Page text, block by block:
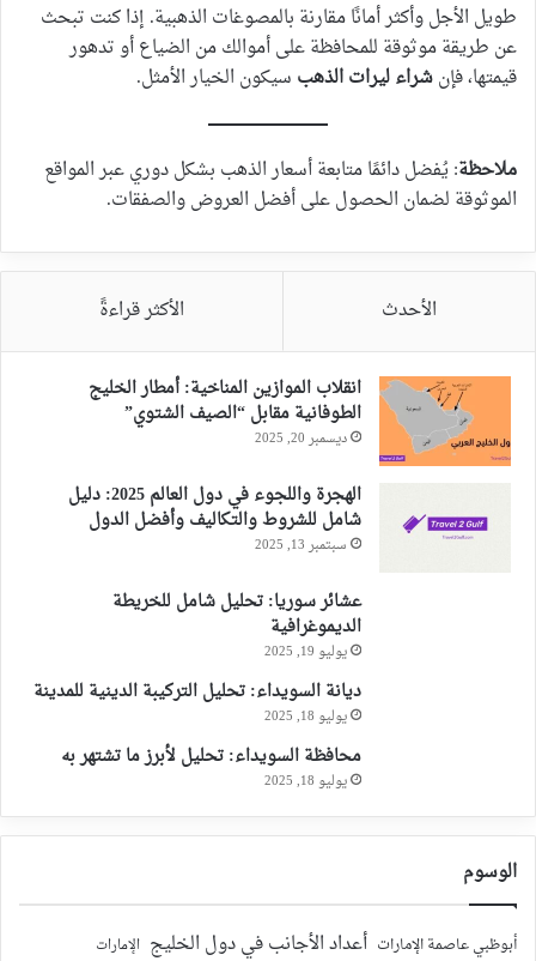
طويل الأجل وأكثر أمانًا مقارنة بالمصوغات الذهبية. إذا كنت تبحث
عن طريقة موثوقة للمحافظة على أموالك من الضياع أو تدهور
قيمتها، فإنشراء ليرات الذهب سيكون الخيار الأمثل.
ملاحظة: يُفضل دائمًا متابعة أسعار الذهب بشكل دوري عبر المواقع
الموثوقة لضمان الحصول على أفضل العروض والصفقات.
الأحدث الأكثر قراءةً
انقلاب الموازين المناخية: أمطار الخليج
الطوفانية مقابل “الصيف الشتوي”
ديسمبر 20, 2025
الهجرة واللجوء في دول العالم 2025: دليل
شامل للشروط والتكاليف وأفضل الدول
سبتمبر 13, 2025
عشائر سوريا: تحليل شامل للخريطة
الديموغرافية
يوليو 19, 2025
ديانة السويداء: تحليل التركيبة الدينية للمدينة
يوليو 18, 2025
محافظة السويداء: تحليل لأبرز ما تشتهر به
يوليو 18, 2025
الوسوم
أبوظبي عاصمة الإمارات أعداد الأجانب في دول الخليج الإمارات